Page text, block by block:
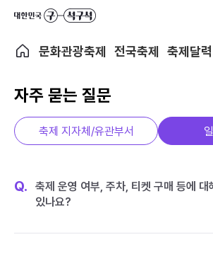
문화관광축제 전국축제 축제달력
자주 묻는 질문
축제 지자체/유관부서
Q.
축제 운영 여부, 주차, 티켓 구매 등에 대
있나요?